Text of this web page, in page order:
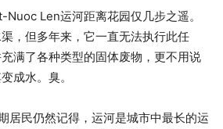
Len运河距离花园仅几步之遥。
，但多年来，它一直无法执行此任
满了各种类型的固体废物，更不用说
成水。臭。
居民仍然记得，运河是城市中最长的运